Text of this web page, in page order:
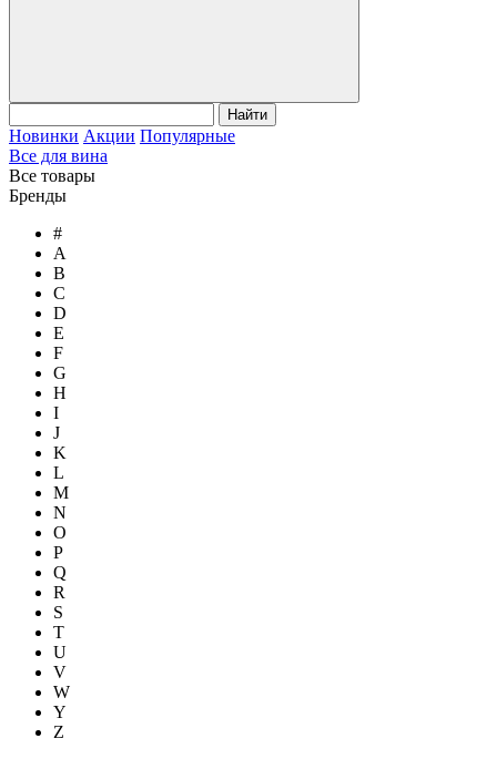
Найти
Новинки Акции Популярные
Все для вина
Все товары
Бренды
#
A
B
C
D
E
F
G
H
I
J
K
L
M
N
O
P
Q
R
S
T
U
V
W
Y
Z